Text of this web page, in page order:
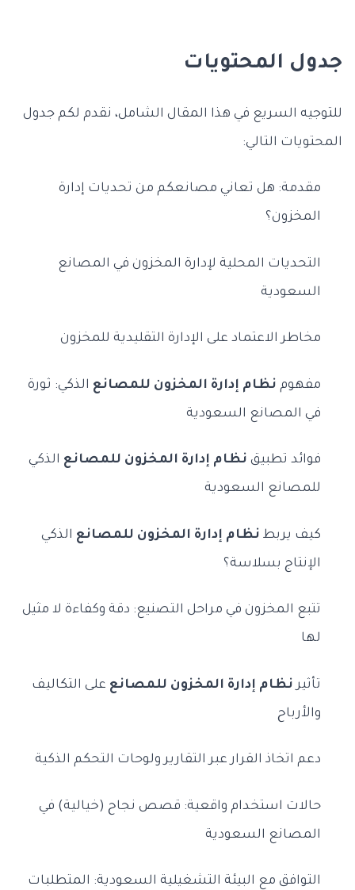
جدول المحتويات
للتوجيه السريع في هذا المقال الشامل، نقدم لكم جدول
المحتويات التالي:
مقدمة: هل تعاني مصانعكم من تحديات إدارة
المخزون؟
التحديات المحلية لإدارة المخزون في المصانع
السعودية
مخاطر الاعتماد على الإدارة التقليدية للمخزون
مفهوم نظام إدارة المخزون للمصانع الذكي: ثورة
في المصانع السعودية
فوائد تطبيق نظام إدارة المخزون للمصانع الذكي
للمصانع السعودية
كيف يربط نظام إدارة المخزون للمصانع الذكي
الإنتاج بسلاسة؟
تتبع المخزون في مراحل التصنيع: دقة وكفاءة لا مثيل
لها
تأثيرنظام إدارة المخزون للمصانع على التكاليف
والأرباح
دعم اتخاذ القرار عبر التقارير ولوحات التحكم الذكية
حالات استخدام واقعية: قصص نجاح (خيالية) في
المصانع السعودية
التوافق مع البيئة التشغيلية السعودية: المتطلبات